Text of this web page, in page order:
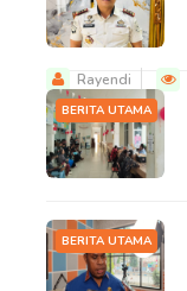
Rayendi
BERITA UTAMA
BERITA UTAMA